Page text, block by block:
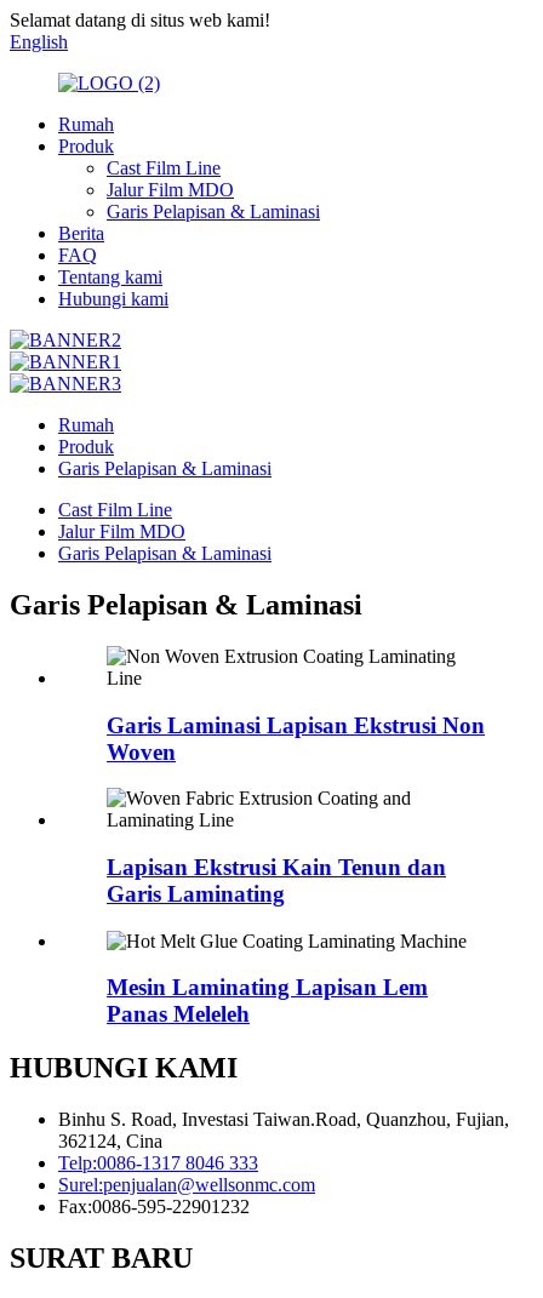
Selamat datang di situs web kami!
English
Rumah
Produk
Cast Film Line
Jalur Film MDO
Garis Pelapisan & Laminasi
Berita
FAQ
Tentang kami
Hubungi kami
Rumah
Produk
Garis Pelapisan & Laminasi
Cast Film Line
Jalur Film MDO
Garis Pelapisan & Laminasi
Garis Pelapisan & Laminasi
Garis Laminasi Lapisan Ekstrusi Non
Woven
Lapisan Ekstrusi Kain Tenun dan
Garis Laminating
Mesin Laminating Lapisan Lem
Panas Meleleh
HUBUNGI KAMI
Binhu S. Road, Investasi Taiwan.Road, Quanzhou, Fujian,
362124, Cina
Telp:0086-1317 8046 333
Surel:penjualan@wellsonmc.com
Fax:0086-595-22901232
SURAT BARU